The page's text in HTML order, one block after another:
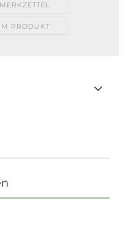
PRODUKT